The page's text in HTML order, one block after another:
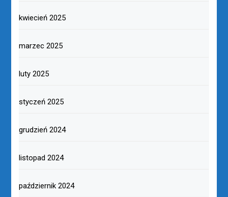
kwiecień 2025
marzec 2025
luty 2025
styczeń 2025
grudzień 2024
listopad 2024
październik 2024